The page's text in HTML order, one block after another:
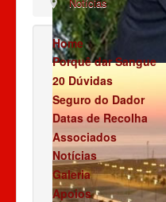
Home
Porquê dar Sangue
20 Dúvidas
Seguro do Dador
Datas de Recolha
Associados
Notícias
Galeria
Apoios